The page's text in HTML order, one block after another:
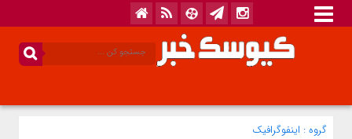
گروه : اینفوگرافیک